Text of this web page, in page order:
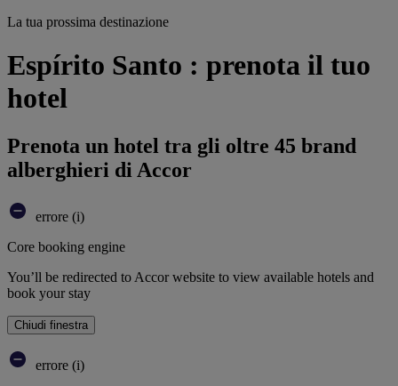
La tua prossima destinazione
Espírito Santo : prenota il tuo
hotel
Prenota un hotel tra gli oltre 45 brand
alberghieri di Accor
errore (i)
Core booking engine
You’ll be redirected to Accor website to view available hotels and
book your stay
Chiudi finestra
errore (i)